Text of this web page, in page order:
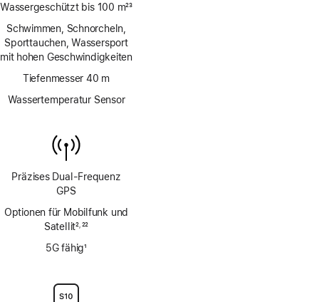
Wassergeschützt bis 100 m23
Schwimmen, Schnorcheln,
Sporttauchen, Wassersport
mit hohen Geschwindigkeiten
Tiefenmesser 40 m
Wassertemperatur Sensor
Präzises Dual‑Frequenz
GPS
Optionen für Mobilfunk und
Satellit2, 22
5G fähig1